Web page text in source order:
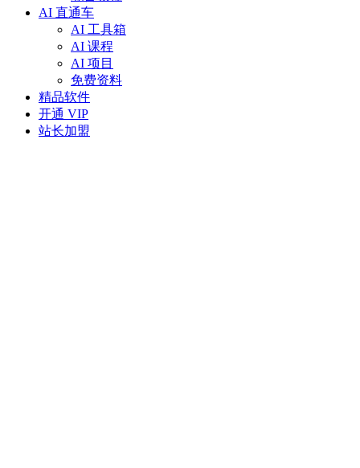
AI 直通车
AI 工具箱
AI 课程
AI 项目
免费资料
精品软件
开通 VIP
站长加盟